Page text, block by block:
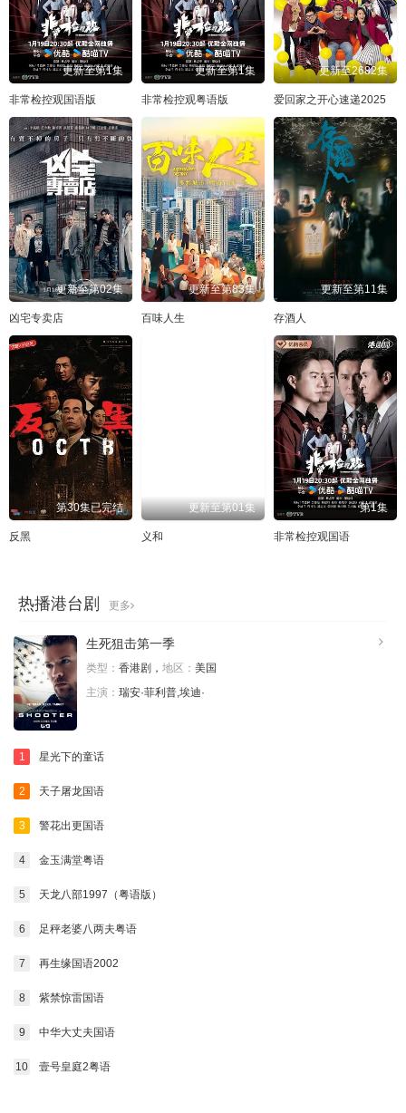
更新至第1集
非常检控观国语版
更新至第1集
非常检控观粤语版
更新至2682集
爱回家之开心速递2025
更新至第02集
凶宅专卖店
更新至第83集
百味人生
更新至第11集
存酒人
第30集已完结
反黑
更新至第01集
义和
第1集
非常检控观国语
热播港台剧 更多
生死狙击第一季
类型： 香港剧， 地区： 美国
主演： 瑞安·菲利普,埃迪·
1 星光下的童话
2 天子屠龙国语
3 警花出更国语
4 金玉满堂粤语
5 天龙八部1997（粤语版）
6 足秤老婆八两夫粤语
7 再生缘国语2002
8 紫禁惊雷国语
9 中华大丈夫国语
10 壹号皇庭2粤语